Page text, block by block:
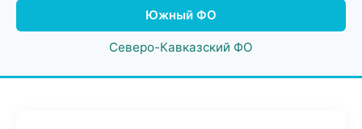
Южный ФО
Северо-Кавказский ФО